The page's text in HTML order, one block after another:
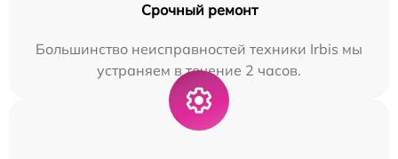
Срочный ремонт
Большинство неисправностей техники Irbis мы
устраняем в течение 2 часов.